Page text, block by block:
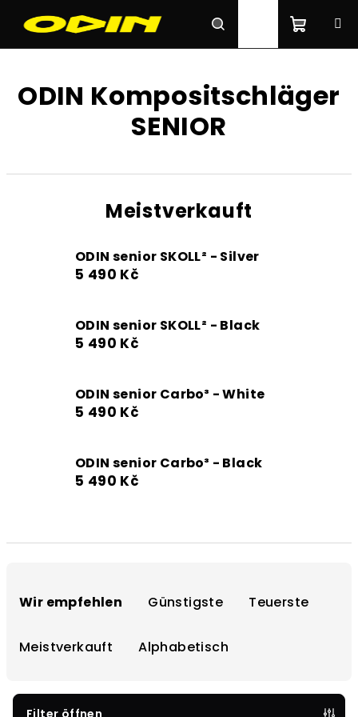
Inhalt
SuchenLogin
ODIN Kompositschläger
SENIOR
Meistverkauft
ODIN senior SKOLL² - Silver
5 490 Kč
ODIN senior SKOLL² - Black
5 490 Kč
ODIN senior Carbo³ - White
5 490 Kč
ODIN senior Carbo³ - Black
5 490 Kč
k
Wir empfehlen Günstigste Teuerste
Meistverkauft Alphabetisch
Filter öffnen